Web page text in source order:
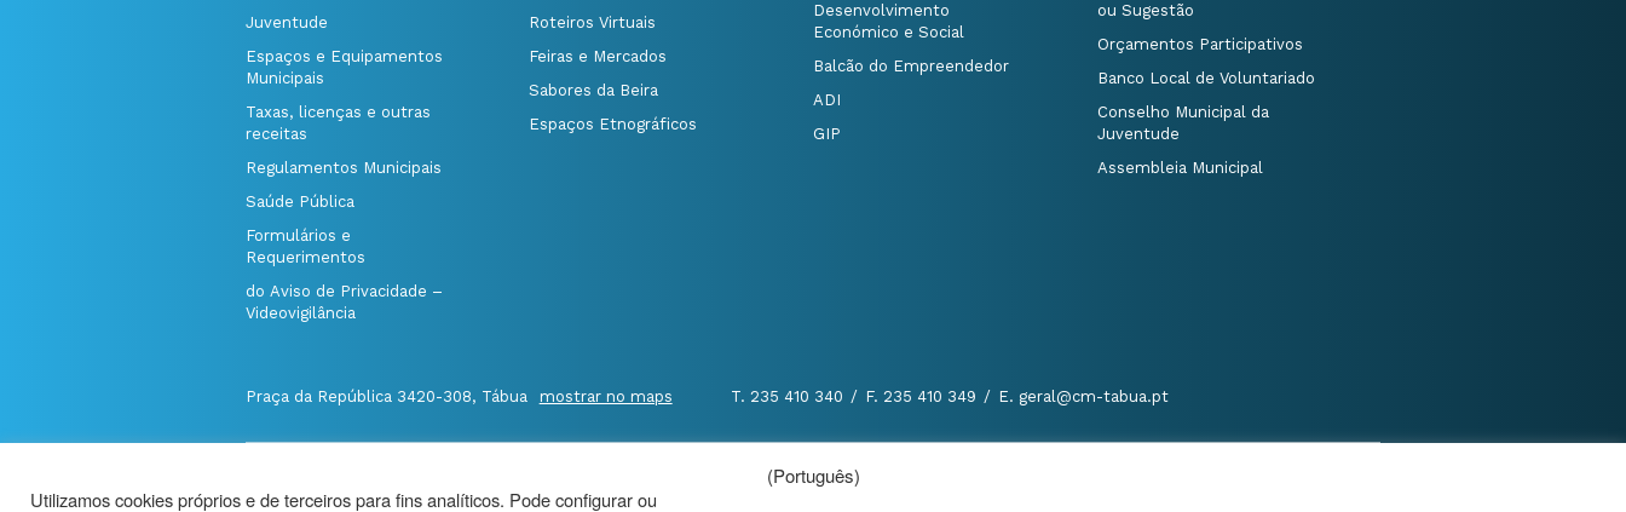
Juventude
Espaços e Equipamentos
Municipais
Taxas, licenças e outras
receitas
Regulamentos Municipais
Saúde Pública
Formulários e
Requerimentos
do Aviso de Privacidade –
Videovigilância
Roteiros Virtuais
Feiras e Mercados
Sabores da Beira
Espaços Etnográficos
Desenvolvimento
Económico e Social
Balcão do Empreendedor
ADI
GIP
ou Sugestão
Orçamentos Participativos
Banco Local de Voluntariado
Conselho Municipal da
Juventude
Assembleia Municipal
Praça da República 3420-308, Tábua mostrar no maps T. 235 410 340 / F. 235 410 349 / E. geral@cm-tabua.pt
Politica de Privacidade
|
(Português)
Utilizamos cookies próprios e de terceiros para fins analíticos. Pode configurar ou